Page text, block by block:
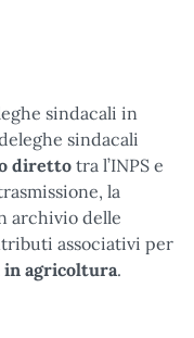
sindacali in
sindacali
diretto tra l’INPS e
la
archivio delle
associativi per
in agricoltura.